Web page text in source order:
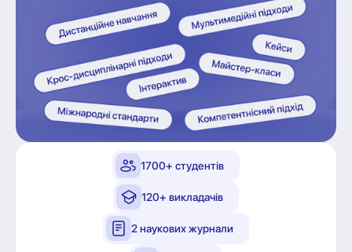
1700+ студентів
120+ викладачів
2 наукових журнали